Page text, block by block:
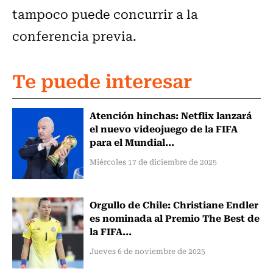
tampoco puede concurrir a la
conferencia previa.
Te puede interesar
Atención hinchas: Netflix lanzará
el nuevo videojuego de la FIFA
para el Mundial...
Miércoles 17 de diciembre de 2025
Orgullo de Chile: Christiane Endler
es nominada al Premio The Best de
la FIFA...
Jueves 6 de noviembre de 2025